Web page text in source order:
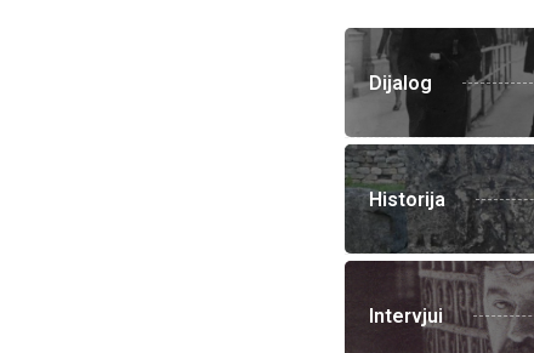
Dijalog
Historija
Intervjui